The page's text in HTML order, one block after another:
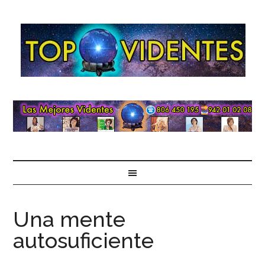
Una mente
autosuficiente